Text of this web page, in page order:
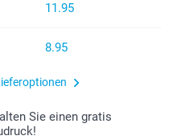
11.95
8.95
Sie einen gratis